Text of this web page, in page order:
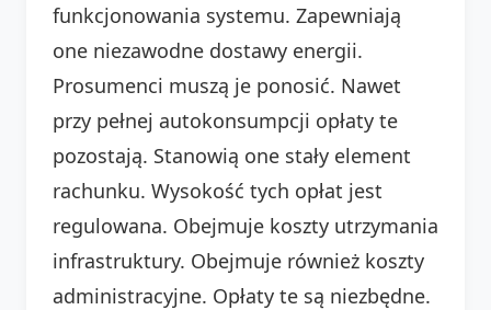
funkcjonowania systemu. Zapewniają
one niezawodne dostawy energii.
Prosumenci muszą je ponosić. Nawet
przy pełnej autokonsumpcji opłaty te
pozostają. Stanowią one stały element
rachunku. Wysokość tych opłat jest
regulowana. Obejmuje koszty utrzymania
infrastruktury. Obejmuje również koszty
administracyjne. Opłaty te są niezbędne.